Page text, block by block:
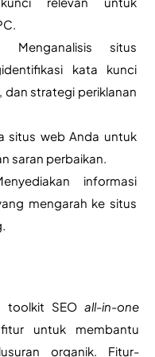
Menganalisis situs
kata kunci
dan strategi periklanan
situs web Anda untuk
saran perbaikan.
informasi
mengarah ke situs
toolkit SEO all-in-one
untuk membantu
organik. Fitur-